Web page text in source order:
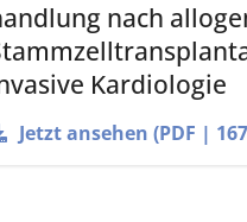
nach
Kardiologie
Jetzt ansehen (PDF |